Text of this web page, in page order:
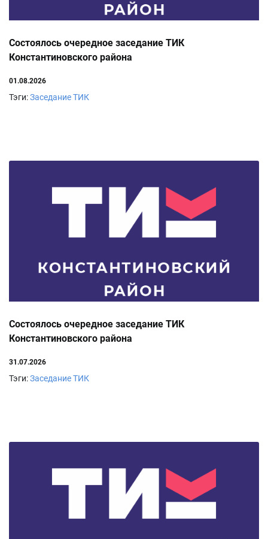
Состоялось очередное заседание ТИК
Константиновского района
01.08.2026
Тэги:Заседание ТИК
Состоялось очередное заседание ТИК
Константиновского района
31.07.2026
Тэги:Заседание ТИК